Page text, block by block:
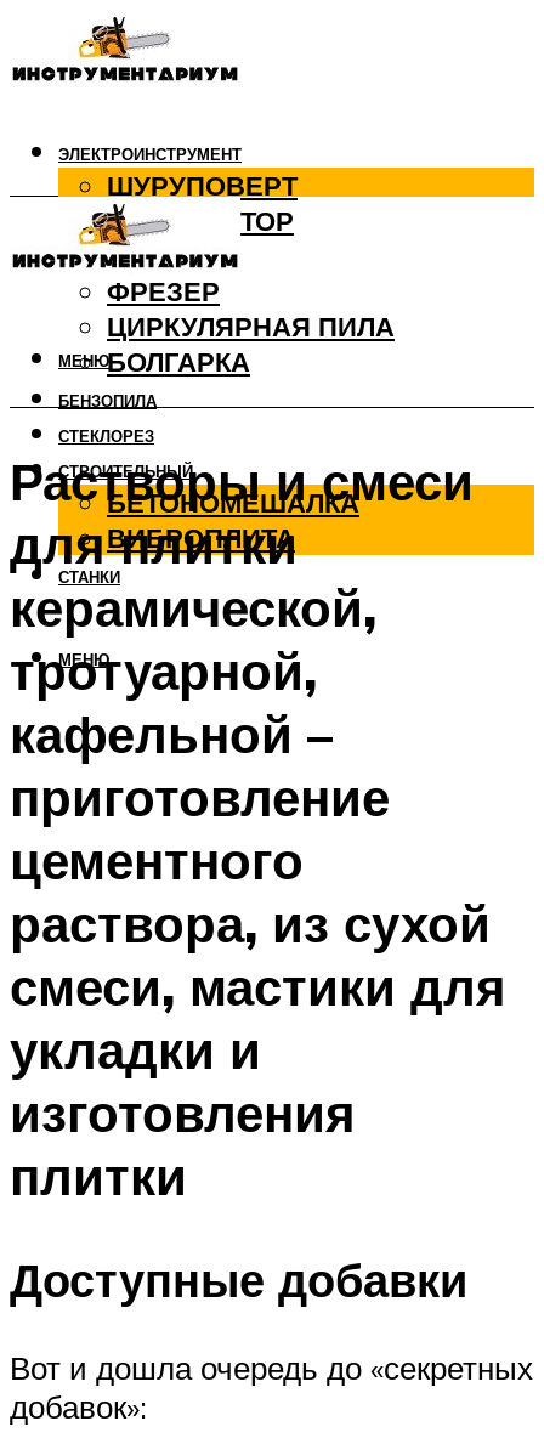
ЭЛЕКТРОИНСТРУМЕНТ
ШУРУПОВЕРТ
ПЕРФОРАТОР
ДРЕЛЬ
ФРЕЗЕР
ЦИРКУЛЯРНАЯ ПИЛА
БОЛГАРКА
БЕНЗОПИЛА
СТЕКЛОРЕЗ
СТРОИТЕЛЬНЫЙ
БЕТОНОМЕШАЛКА
ВИБРОПЛИТА
СТАНКИ
МЕНЮ
МЕНЮ
Растворы и смеси
для плитки
керамической,
тротуарной,
кафельной –
приготовление
цементного
раствора, из сухой
смеси, мастики для
укладки и
изготовления
плитки
Доступные добавки
Вот и дошла очередь до «секретных
добавок»: